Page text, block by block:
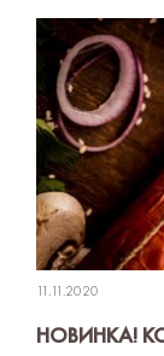
11.11.2020
НОВИНКА!